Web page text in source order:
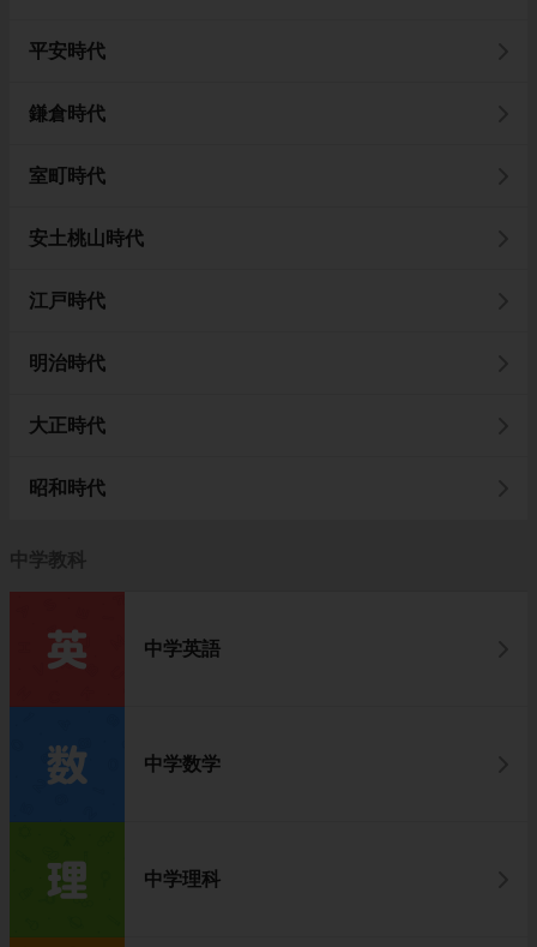
平安時代
鎌倉時代
室町時代
安土桃山時代
江戸時代
明治時代
大正時代
昭和時代
中学教科
中学英語
中学数学
中学理科